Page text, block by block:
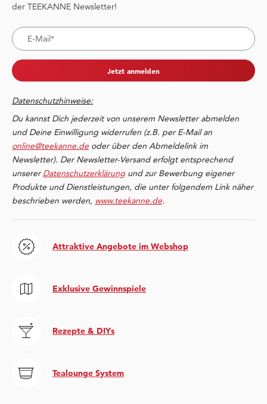
der TEEKANNE Newsletter!
Jetzt anmelden
Datenschutzhinweise:
Du kannst Dich jederzeit von unserem Newsletter abmelden
und Deine Einwilligung widerrufen (z.B. per E-Mail an
online@teekanne.de oder über den Abmeldelink im
Newsletter). Der Newsletter-Versand erfolgt entsprechend
unsererDatenschutzerklärung und zur Bewerbung eigener
Produkte und Dienstleistungen, die unter folgendem Link näher
beschrieben werden, www.teekanne.de.
Attraktive Angebote im Webshop
Exklusive Gewinnspiele
Rezepte & DIYs
Tealounge System